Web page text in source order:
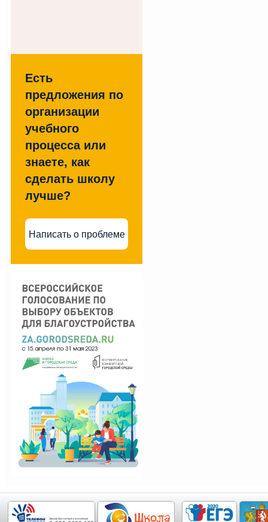
Есть
предложения по
организации
учебного
процесса или
знаете, как
сделать школу
лучше?
Написать о проблеме